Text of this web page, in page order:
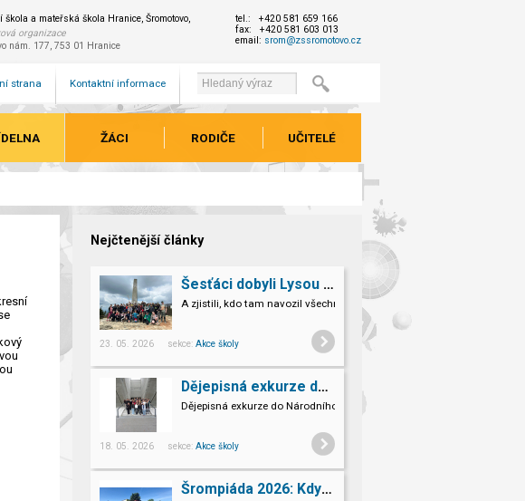
škola a mateřská škola Hranice, Šromotovo,
organizace
nám. 177, 753 01 Hranice
tel.: +420 581 659 166
fax: +420 581 603 013
email: srom@zssromotovo.cz
strana Kontaktní informace
ŽÁCI RODIČE UČITELÉ
Nejčtenější články
Šesťáci dobyli Lysou horu!
A zjistili, kdo tam navozil všechno to kamení.
23. 05. 2026 sekce: Akce školy
Dějepisná exkurze do Národního památníku II. sv. války v Hrabyni
Dějepisná exkurze do Národního památníku II. světové války v Hrabyni
18. 05. 2026 sekce: Akce školy
Šrompiáda 2026: Když deváťáci převzali velení